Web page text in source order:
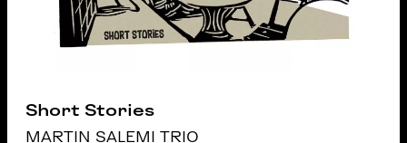
Short Stories
MARTIN SALEMI TRIO